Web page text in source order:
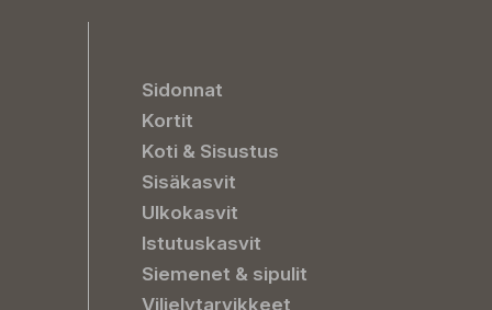
Sidonnat
Kortit
Koti & Sisustus
Sisäkasvit
Ulkokasvit
Istutuskasvit
Siemenet & sipulit
Viljelytarvikkeet